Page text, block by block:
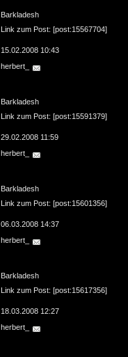
Barkladesh
Link zum Post: [post:15567704]
15.02.2008 10:43
herbert_
Barkladesh
Link zum Post: [post:15591379]
29.02.2008 11:59
herbert_
Barkladesh
Link zum Post: [post:15601356]
06.03.2008 14:37
herbert_
Barkladesh
Link zum Post: [post:15617356]
18.03.2008 12:27
herbert_